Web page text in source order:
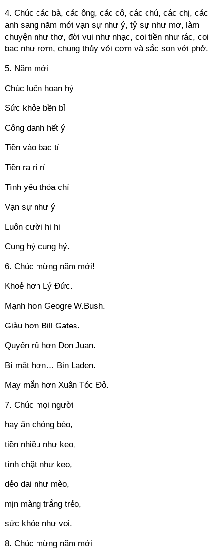
4. Chúc các bà, các ông, các cô, các chú, các chị, các
anh sang năm mới vạn sự như ý, tỷ sự như mơ, làm
chuyện như thơ, đời vui như nhạc, coi tiền như rác, coi
bạc như rơm, chung thủy với cơm và sắc son với phở.
5. Năm mới
Chúc luôn hoan hỷ
Sức khỏe bền bỉ
Công danh hết ý
Tiền vào bạc tỉ
Tiền ra ri rỉ
Tình yêu thỏa chí
Vạn sự như ý
Luôn cười hi hi
Cung hỷ cung hỷ.
6. Chúc mừng năm mới!
Khoẻ hơn Lý Đức.
Mạnh hơn Geogre W.Bush.
Giàu hơn Bill Gates.
Quyến rũ hơn Don Juan.
Bí mật hơn… Bin Laden.
May mắn hơn Xuân Tóc Đỏ.
7. Chúc mọi người
hay ăn chóng béo,
tiền nhiều như kẹo,
tình chặt như keo,
dẻo dai như mèo,
mịn màng trắng trẻo,
sức khỏe như voi.
8. Chúc mừng năm mới